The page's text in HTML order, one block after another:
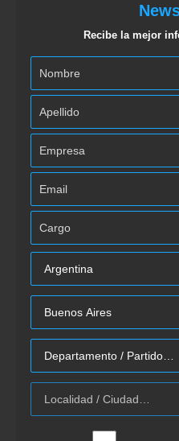
Recibe la mejor